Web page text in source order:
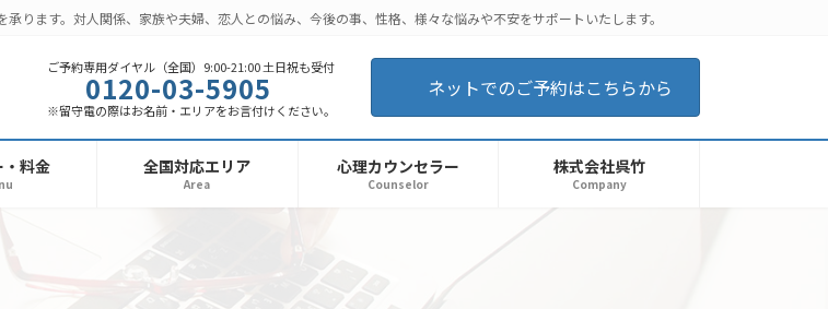
ます。対人関係、家族や夫婦、恋人との悩み、今後の事、性格、様々な悩みや不安をサポートいたします。
ご予約専用ダイヤル（全国）9:00-21:00 土日祝も受付
0120-03-5905
※留守電の際はお名前・エリアをお言付けください。
ネットでのご予約はこちらから
・料金 全国対応エリア
Area
心理カウンセラー
Counselor
株式会社呉竹
Company